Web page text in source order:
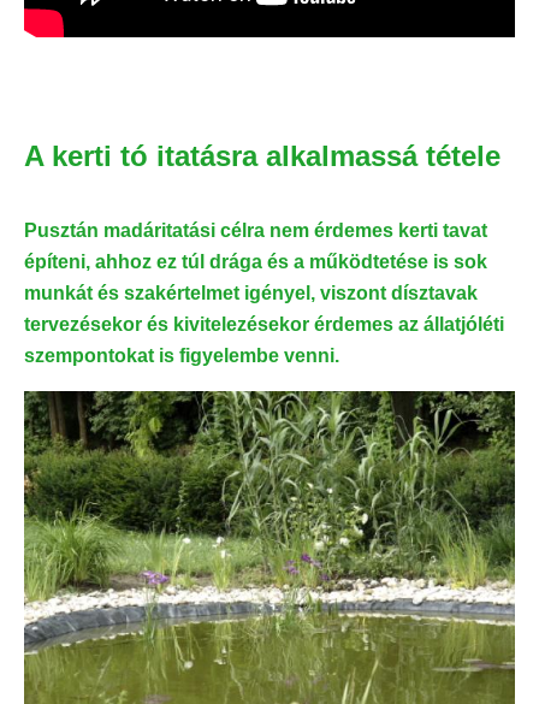
A kerti tó itatásra alkalmassá tétele
Pusztán madáritatási célra nem érdemes kerti tavat
építeni, ahhoz ez túl drága és a működtetése is sok
munkát és szakértelmet igényel, viszont dísztavak
tervezésekor és kivitelezésekor érdemes az állatjóléti
szempontokat is figyelembe venni.